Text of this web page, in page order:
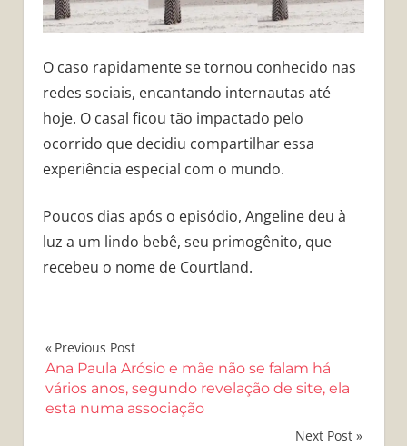
O caso rapidamente se tornou conhecido nas
redes sociais, encantando internautas até
hoje. O casal ficou tão impactado pelo
ocorrido que decidiu compartilhar essa
experiência especial com o mundo.
Poucos dias após o episódio, Angeline deu à
luz a um lindo bebê, seu primogênito, que
recebeu o nome de Courtland.
Navegação
de
Post
Previous Post
Ana Paula Arósio e mãe não se falam há
vários anos, segundo revelação de site, ela
esta numa associação
Next Post